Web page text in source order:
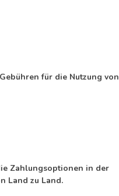
für die Nutzung von
Zahlungsoptionen in der
Land zu Land.